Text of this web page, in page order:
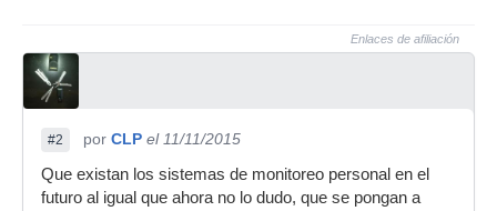
Enlaces de afiliación
#2 por CLP el 11/11/2015
Que existan los sistemas de monitoreo personal en el
futuro al igual que ahora no lo dudo, que se pongan a